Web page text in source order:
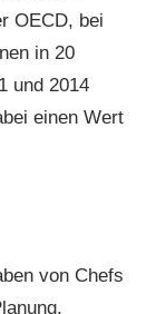
OECD, bei
in 20
und 2014
einen Wert
von Chefs